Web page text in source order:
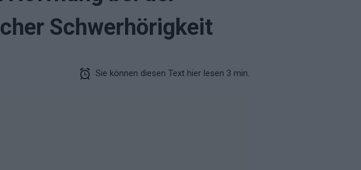
Schwerhörigkeit
Sie können diesen Text hier lesen 3 min.